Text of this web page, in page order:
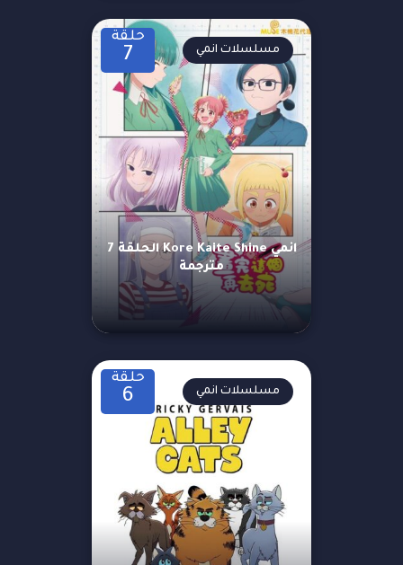
حلقة
7
انمي Kore Kaite Shine الحلقة 7
مترجمة
مسلسلات انمي
حلقة
6 مسلسلات انمي